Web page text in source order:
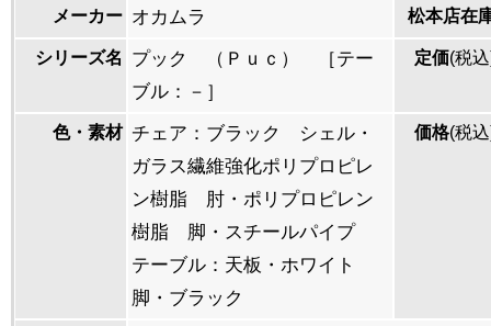
メーカー オカムラ 松本店在
シリーズ名
プック （Ｐｕｃ） ［テー
ブル：－］
定価(税
色・素材 チェア：ブラック シェル・
ガラス繊維強化ポリプロピレ
ン樹脂 肘・ポリプロピレン
樹脂 脚・スチールパイプ
テーブル：天板・ホワイト
脚・ブラック
価格(税